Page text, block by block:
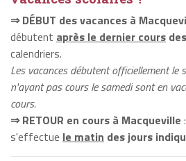
⇒ DÉBUT des vacances à
débutent après le dernier cours
calendriers.
Les vacances débutent officiellement le
n'ayant pas cours le samedi sont en
cours.
⇒ RETOUR en cours à Macqueville
s'effectue le matin des jours